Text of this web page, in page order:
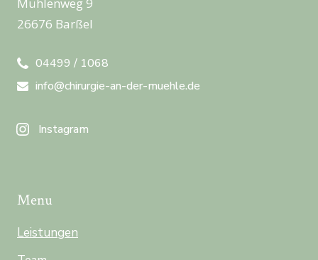
Mühlenweg 9
26676 Barßel
04499 / 1068
info@chirurgie-an-der-muehle.de
Instagram
Menu
Leistungen